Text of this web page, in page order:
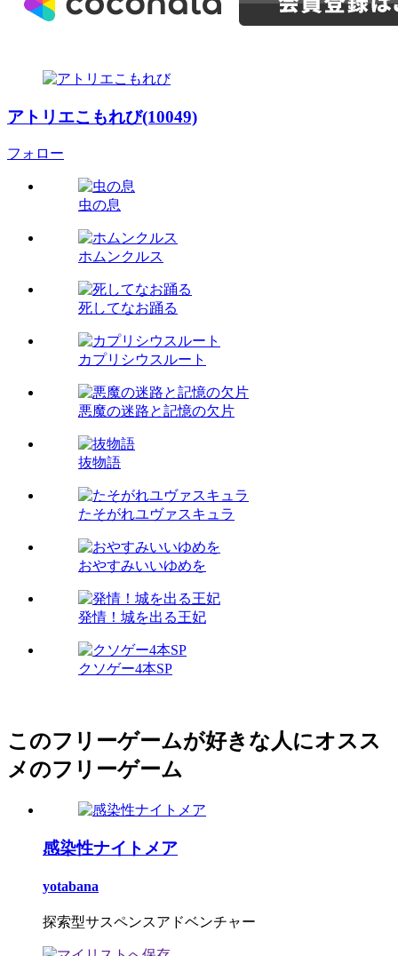
アトリエこもれび(10049)
フォロー
虫の息
ホムンクルス
死してなお踊る
カプリシウスルート
悪魔の迷路と記憶の欠片
抜物語
たそがれユヴァスキュラ
おやすみいいゆめを
発情！城を出る王妃
クソゲー4本SP
このフリーゲームが好きな人にオスス
メのフリーゲーム
感染性ナイトメア
yotabana
探索型サスペンスアドベンチャー